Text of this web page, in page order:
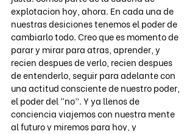
explotacion hoy, ahora. En cada una de
nuestras desiciones tenemos el poder de
cambiarlo todo. Creo que es momento de
parar y mirar para atras, aprender, y
recien despues de verlo, recien despues
de entenderlo, seguir para adelante con
una actitud consciente de nuestro poder,
el poder del “no”. Y ya llenos de
conciencia viajemos con nuestra mente
al futuro y miremos para hoy, y